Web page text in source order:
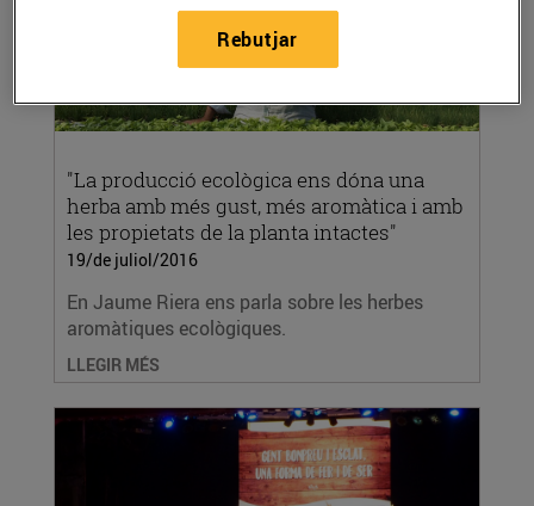
"La producció ecològica ens dóna una
herba amb més gust, més aromàtica i amb
les propietats de la planta intactes"
19/de juliol/2016
En Jaume Riera ens parla sobre les herbes
aromàtiques ecològiques.
LLEGIR MÉS
Rebutjar